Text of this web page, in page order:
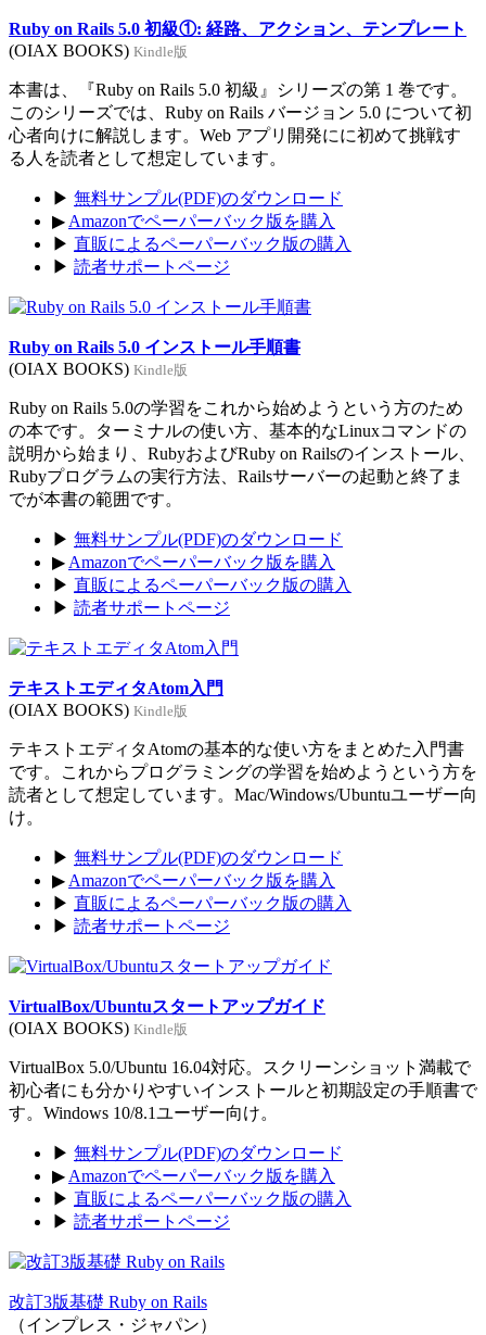
Ruby on Rails 5.0 初級①: 経路、アクション、テンプレート
(OIAX BOOKS) Kindle版
本書は、『Ruby on Rails 5.0 初級』シリーズの第 1 巻です。
このシリーズでは、Ruby on Rails バージョン 5.0 について初
心者向けに解説します。Web アプリ開発にに初めて挑戦す
る人を読者として想定しています。
▶ 無料サンプル(PDF)のダウンロード
▶ Amazonでペーパーバック版を購入
▶ 直販によるペーパーバック版の購入
▶ 読者サポートページ
Ruby on Rails 5.0 インストール手順書
(OIAX BOOKS) Kindle版
Ruby on Rails 5.0の学習をこれから始めようという方のため
の本です。ターミナルの使い方、基本的なLinuxコマンドの
説明から始まり、RubyおよびRuby on Railsのインストール、
Rubyプログラムの実行方法、Railsサーバーの起動と終了ま
でが本書の範囲です。
▶ 無料サンプル(PDF)のダウンロード
▶ Amazonでペーパーバック版を購入
▶ 直販によるペーパーバック版の購入
▶ 読者サポートページ
テキストエディタAtom入門
(OIAX BOOKS) Kindle版
テキストエディタAtomの基本的な使い方をまとめた入門書
です。これからプログラミングの学習を始めようという方を
読者として想定しています。Mac/Windows/Ubuntuユーザー向
け。
▶ 無料サンプル(PDF)のダウンロード
▶ Amazonでペーパーバック版を購入
▶ 直販によるペーパーバック版の購入
▶ 読者サポートページ
VirtualBox/Ubuntuスタートアップガイド
(OIAX BOOKS) Kindle版
VirtualBox 5.0/Ubuntu 16.04対応。スクリーンショット満載で
初心者にも分かりやすいインストールと初期設定の手順書で
す。Windows 10/8.1ユーザー向け。
▶ 無料サンプル(PDF)のダウンロード
▶ Amazonでペーパーバック版を購入
▶ 直販によるペーパーバック版の購入
▶ 読者サポートページ
改訂3版基礎 Ruby on Rails
（インプレス・ジャパン）